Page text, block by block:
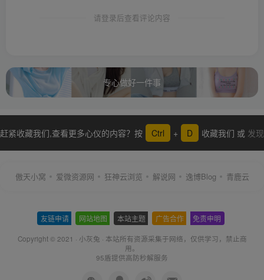
请登录后查看评论内容
专心做好一件事
赶紧收藏我们,查看更多心仪的内容？按 Ctrl + D 收藏我们 或 发现
傲天小窝 爱微资源网 狂神云浏览 解说网 逸博Blog 青鹿云
友链申请 网站地图 本站主题 广告合作 免责申明
Copyright © 2021 · 小灰兔 · 本站所有资源采集于网络，仅供学习，禁止商
用。
95盾提供高防秒解服务